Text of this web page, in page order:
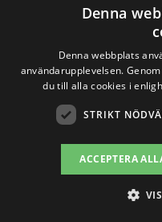
funktioner
sålla dem
Att planera
realistisk budget
renovera badrum
att ha en klar idé
vad du har råd
Denna
Denna webbplats
användarupplevelsen.
du till alla cookies i
STRIKT
ACCEPTERA